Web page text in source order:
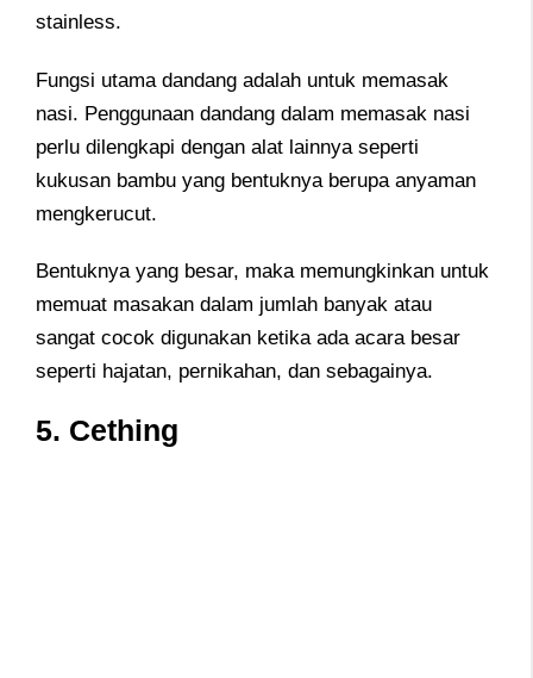
stainless.
Fungsi utama dandang adalah untuk memasak
nasi. Penggunaan dandang dalam memasak nasi
perlu dilengkapi dengan alat lainnya seperti
kukusan bambu yang bentuknya berupa anyaman
mengkerucut.
Bentuknya yang besar, maka memungkinkan untuk
memuat masakan dalam jumlah banyak atau
sangat cocok digunakan ketika ada acara besar
seperti hajatan, pernikahan, dan sebagainya.
5. Cething